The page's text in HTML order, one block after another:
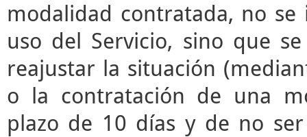
modalidad contratada, no
uso del Servicio, sino que
reajustar la situación
o la contratación de una
plazo de 10 días y de no